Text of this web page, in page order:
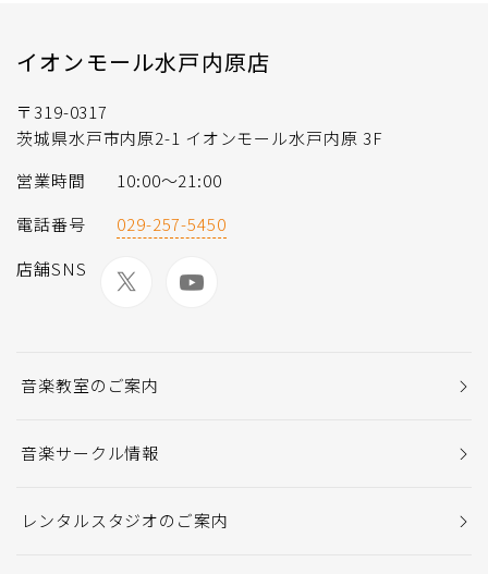
イオンモール水戸内原店
〒319-0317
茨城県水戸市内原2-1 イオンモール水戸内原 3F
営業時間
10:00〜21:00
電話番号
029-257-5450
店舗SNS
音楽教室のご案内
音楽サークル情報
レンタルスタジオのご案内